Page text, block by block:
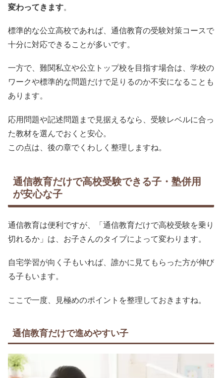
変わってきます。
標準的な公立高校であれば、通信教育の受験対策コースで
十分に対応できることが多いです。
一方で、難関私立や公立トップ校を目指す場合は、学校の
ワークや標準的な問題だけで足りるのか不安になることも
あります。
応用問題や記述問題まで見据えるなら、受験レベルに合っ
た教材を選んでおくと安心。
この点は、後の章でくわしく整理しますね。
通信教育だけで高校受験できる子・塾併用
が安心な子
通信教育は便利ですが、「通信教育だけで高校受験を乗り
切れるか」は、お子さんのタイプによって変わります。
自宅学習が向く子もいれば、誰かに見てもらった方が伸び
る子もいます。
ここで一度、見極めのポイントを整理しておきますね。
通信教育だけで進めやすい子